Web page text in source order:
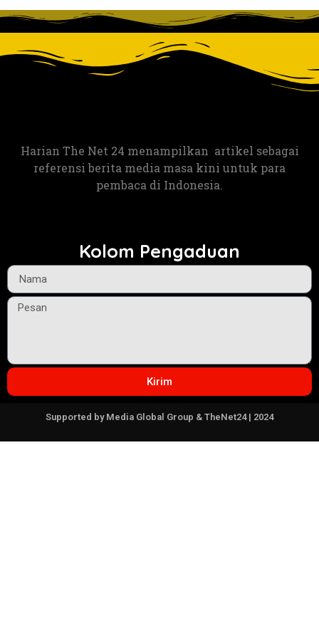
Harian The Net 24 menampilkan artikel sebagai
referensi berita media masa kini untuk para
pembaca di Indonesia.
Kolom Pengaduan
Kirim
Supported by Media Global Group & TheNet24 | 2024